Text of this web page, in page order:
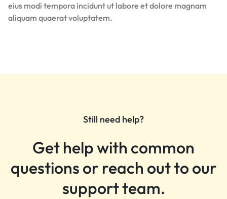
eius modi tempora incidunt ut labore et dolore magnam
aliquam quaerat voluptatem.
Still need help?
Get help with common
questions or reach out to our
support team.